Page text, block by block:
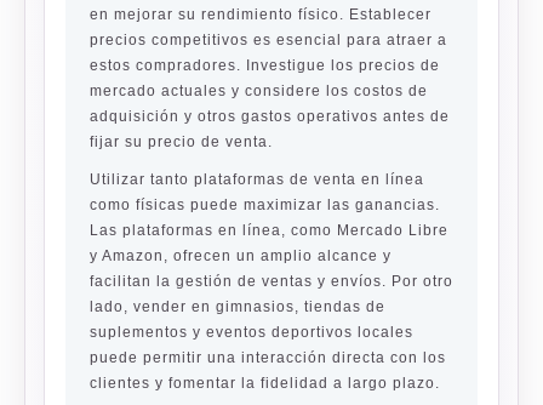
en mejorar su rendimiento físico. Establecer
precios competitivos es esencial para atraer a
estos compradores. Investigue los precios de
mercado actuales y considere los costos de
adquisición y otros gastos operativos antes de
fijar su precio de venta.
Utilizar tanto plataformas de venta en línea
como físicas puede maximizar las ganancias.
Las plataformas en línea, como Mercado Libre
y Amazon, ofrecen un amplio alcance y
facilitan la gestión de ventas y envíos. Por otro
lado, vender en gimnasios, tiendas de
suplementos y eventos deportivos locales
puede permitir una interacción directa con los
clientes y fomentar la fidelidad a largo plazo.